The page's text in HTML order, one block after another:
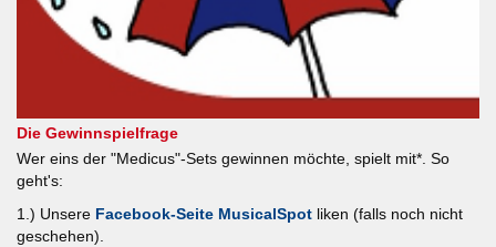
Die Gewinnspielfrage
Wer eins der "Medicus"-Sets gewinnen möchte, spielt mit*. So
geht's:
1.) Unsere Facebook-Seite MusicalSpot liken (falls noch nicht
geschehen).